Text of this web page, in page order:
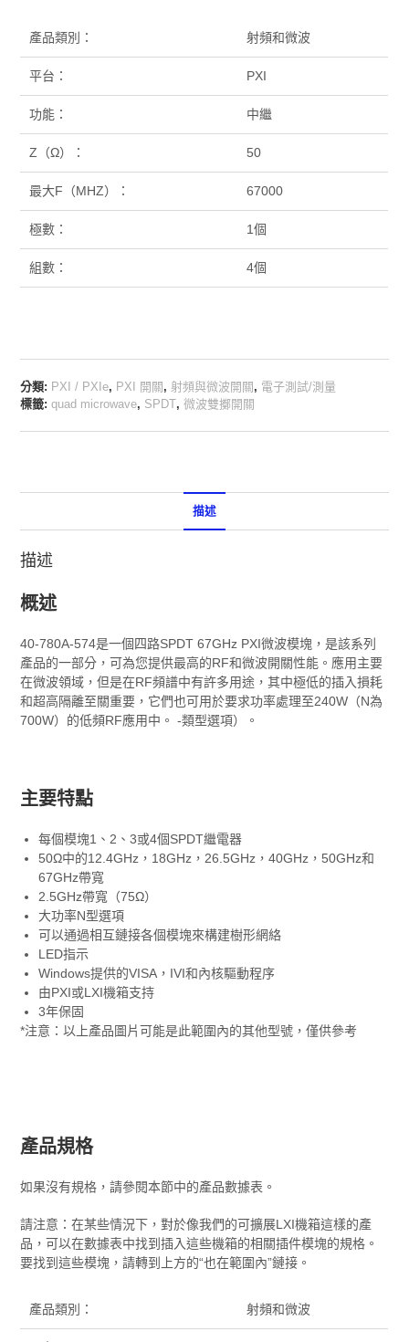
產品類別： 射頻和微波
平台： PXI
功能： 中繼
Z（Ω）： 50
最大F（MHZ）： 67000
極數： 1個
組數： 4個
分類: PXI / PXIe, PXI 開關 ,射頻與微波開關 , 電子測試/測量
標籤:quad microwave, SPDT,微波雙擲開關
描述
描述
概述
40-780A-574是一個四路SPDT 67GHz PXI微波模塊，是該系列
產品的一部分，可為您提供最高的RF和微波開關性能。應用主要
在微波領域，但是在RF頻譜中有許多用途，其中極低的插入損耗
和超高隔離至關重要，它們也可用於要求功率處理至240W（N為
700W）的低頻RF應用中。 -類型選項）。
主要特點
每個模塊1、2、3或4個SPDT繼電器
50Ω中的12.4GHz，18GHz，26.5GHz，40GHz，50GHz和
67GHz帶寬
2.5GHz帶寬（75Ω）
大功率N型選項
可以通過相互鏈接各個模塊來構建樹形網絡
LED指示
Windows提供的VISA，IVI和內核驅動程序
由PXI或LXI機箱支持
3年保固
*注意：以上產品圖片可能是此範圍內的其他型號，僅供參考
產品規格
如果沒有規格，請參閱本節中的產品數據表。
請注意：在某些情況下，對於像我們的可擴展LXI機箱這樣的產
品，可以在數據表中找到插入這些機箱的相關插件模塊的規格。
要找到這些模塊，請轉到上方的“也在範圍內”鏈接。
產品類別： 射頻和微波